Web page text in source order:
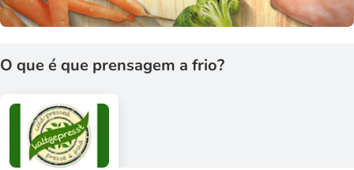
O que é que prensagem a frio?